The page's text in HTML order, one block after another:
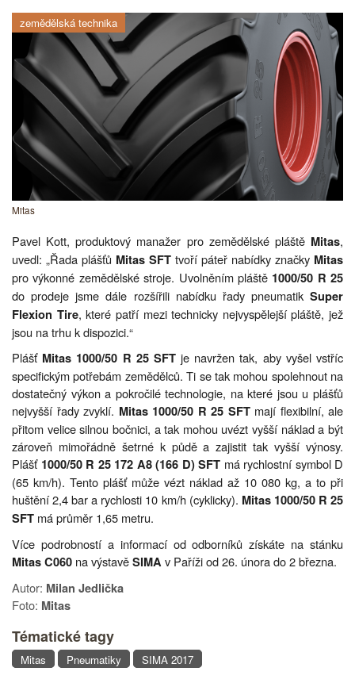
zemědělská technika
Mitas
Pavel Kott, produktový manažer pro zemědělské pláště Mitas,
uvedl: „Řada plášťů Mitas SFT tvoří páteř nabídky značky Mitas
pro výkonné zemědělské stroje. Uvolněním pláště 1000/50 R 25
do prodeje jsme dále rozšířili nabídku řady pneumatik Super
Flexion Tire, které patří mezi technicky nejvyspělejší pláště, jež
jsou na trhu k dispozici.“
Plášť Mitas 1000/50 R 25 SFTje navržen tak, aby vyšel vstříc
specifickým potřebám zemědělců. Ti se tak mohou spolehnout na
dostatečný výkon a pokročilé technologie, na které jsou u plášťů
nejvyšší řady zvyklí. Mitas 1000/50 R 25 SFTmají flexibilní, ale
přitom velice silnou bočnici, a tak mohou uvézt vyšší náklad a být
zároveň mimořádně šetrné k půdě a zajistit tak vyšší výnosy.
Plášť 1000/50 R 25 172 A8 (166 D) SFT má rychlostní symbol D
(65 km/h). Tento plášť může vézt náklad až 10 080 kg, a to při
huštění 2,4 bar a rychlosti 10 km/h (cyklicky). Mitas 1000/50 R 25
SFT má průměr 1,65 metru.
Více podrobností a informací od odborníků získáte na stánku
Mitas C060 na výstavěSIMAv Paříži od 26. února do 2 března.
Autor: Milan Jedlička
Foto: Mitas
Tématické tagy
Mitas Pneumatiky SIMA 2017